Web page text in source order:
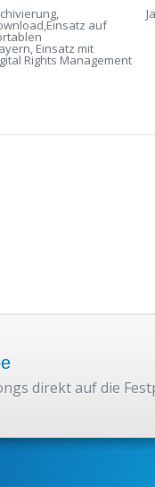
auf
Einsatz mit
Rights Management
Ja
direkt auf die